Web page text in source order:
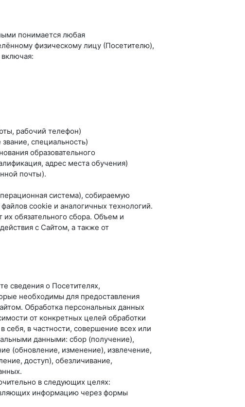
понимается любая
физическому лицу (Посетителю),
рабочий телефон)
специальность)
образовательного
адрес места обучения)
почты).
система), собираемую
cookie и аналогичных технологий.
обязательного сбора. Объем и
с Сайтом, а также от
сведения о Посетителях,
необходимы для предоставления
Обработка персональных данных
от конкретных целей обработки
себя, в частности, совершение всех или
данными: сбор (получение),
(обновление, изменение), извлечение,
доступ), обезличивание,
в следующих целях:
информацию через формы